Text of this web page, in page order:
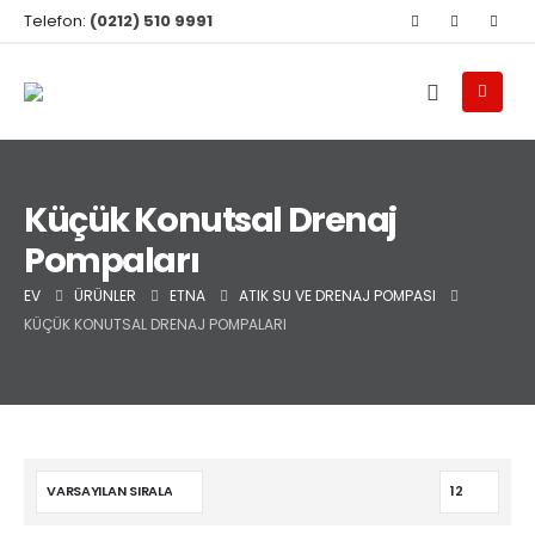
Telefon: (0212) 510 9991
Küçük Konutsal Drenaj
Pompaları
EV ÜRÜNLER ETNA
ATIK SU VE DRENAJ POMPASI
KÜÇÜK KONUTSAL DRENAJ POMPALARI